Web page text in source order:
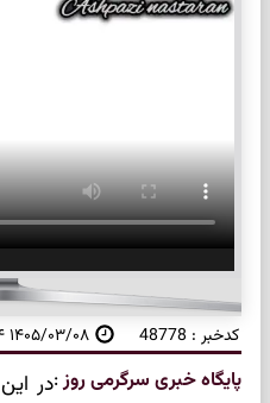
کدخبر : 48778 ۱۴۰۵/۰۳/۰۸ ۱۰:۲۲:۴۴
پایگاه خبری سرگرمی روز:در